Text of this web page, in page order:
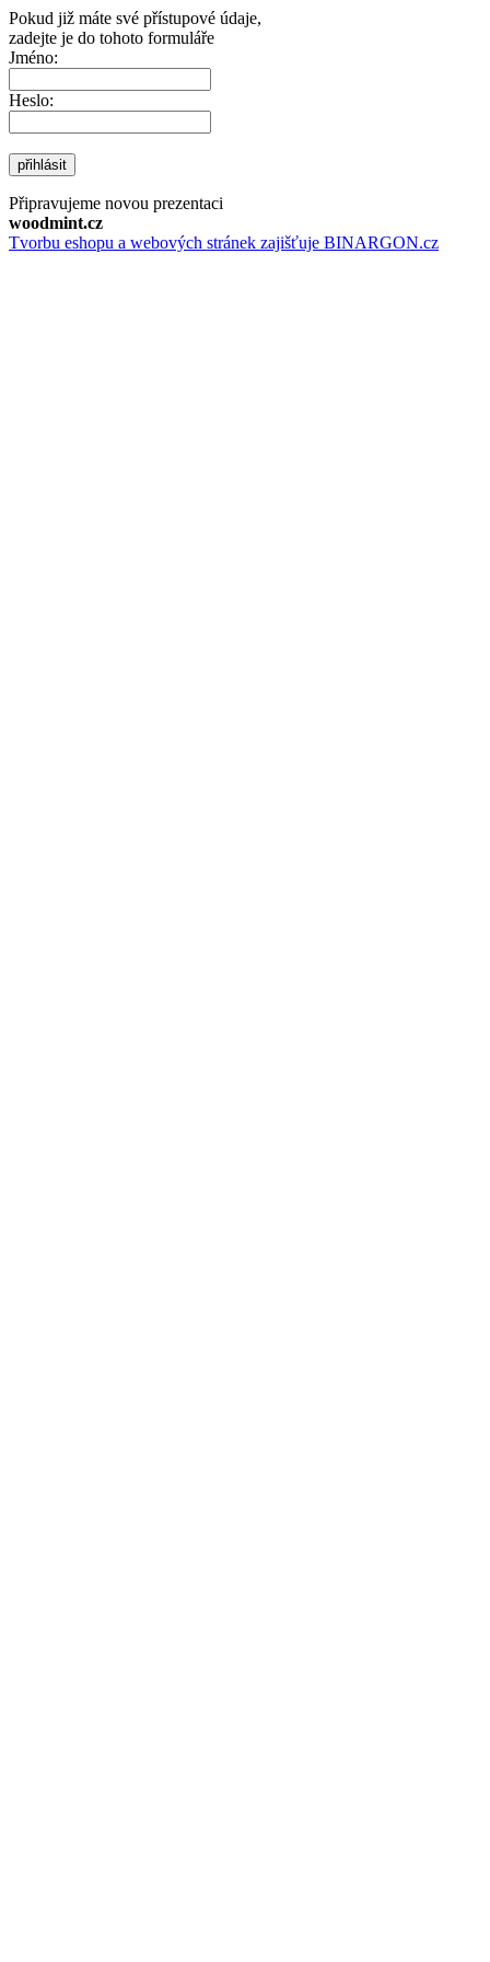
Pokud již máte své přístupové údaje,
zadejte je do tohoto formuláře
Jméno:
Heslo:
přihlásit
Připravujeme novou prezentaci
woodmint.cz
Tvorbu eshopu a webových stránek zajišťuje BINARGON.cz